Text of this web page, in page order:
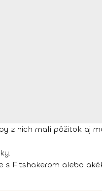
z nich mali pôžitok aj
s Fitshakerom alebo